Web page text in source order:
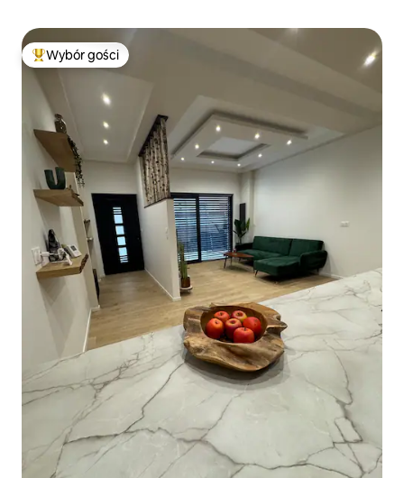
Najpopularniejsze z kategorii Wybór gości
Wybór gości